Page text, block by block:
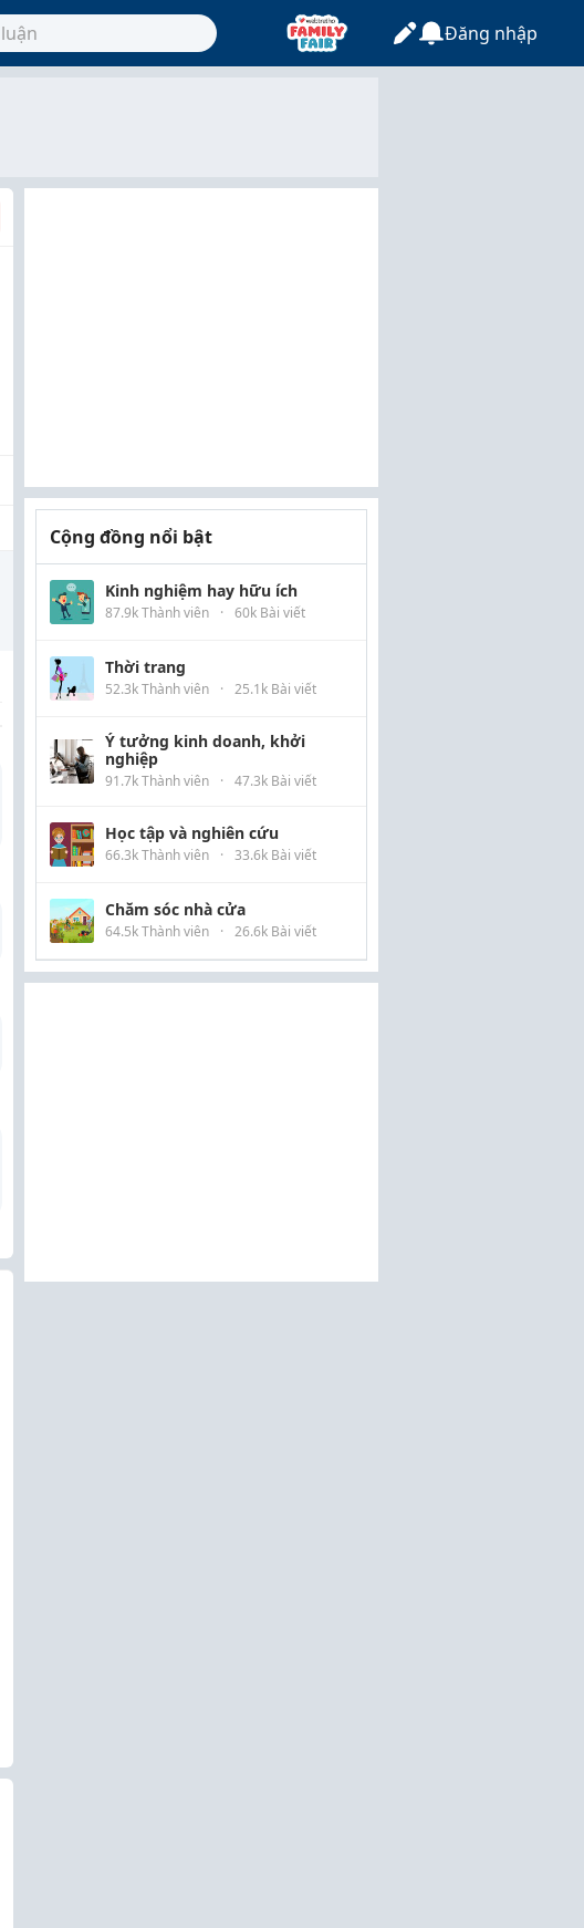
Đăng nhập
Cộng đồng nổi bật
Kinh nghiệm hay hữu ích
87.9k Thành viên · 60k Bài viết
Thời trang
52.3k Thành viên · 25.1k Bài viết
Ý tưởng kinh doanh, khởi
nghiệp
91.7k Thành viên · 47.3k Bài viết
Học tập và nghiên cứu
66.3k Thành viên · 33.6k Bài viết
Chăm sóc nhà cửa
64.5k Thành viên · 26.6k Bài viết